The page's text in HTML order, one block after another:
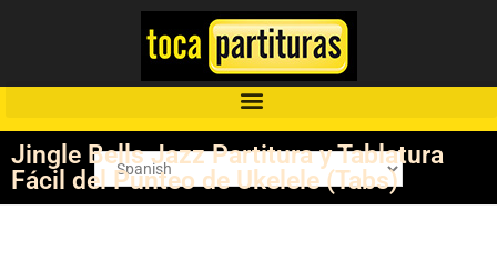
Jingle Bells Jazz Partitura y Tablatura
Fácil del Punteo de Ukelele (Tabs)